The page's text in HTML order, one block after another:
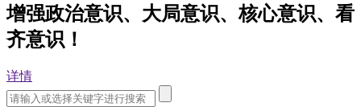
增强政治意识、大局意识、核心意识、看
齐意识！
详情